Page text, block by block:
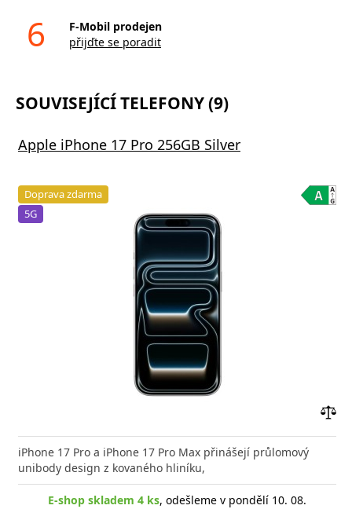
6
F-Mobil prodejen
přijďte se poradit
SOUVISEJÍCÍ TELEFONY (9)
Apple iPhone 17 Pro 256GB Silver
Doprava zdarma
5G
iPhone 17 Pro a iPhone 17 Pro Max přinášejí průlomový
unibody design z kovaného hliníku,
E-shop skladem 4 ks, odešleme v pondělí 10. 08.